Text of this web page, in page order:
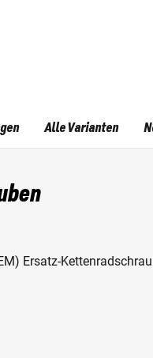
Ersatz-
Alle Varianten